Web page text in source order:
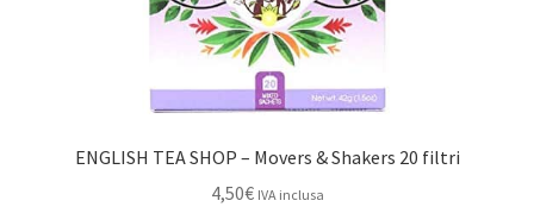
ENGLISH TEA SHOP – Movers & Shakers 20 filtri
4,50€ IVA inclusa